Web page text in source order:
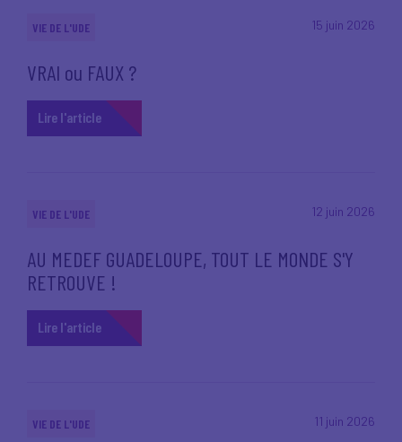
15 juin 2026
VIE DE L'UDE
VRAI ou FAUX ?
Lire l'article
12 juin 2026
VIE DE L'UDE
AU MEDEF GUADELOUPE, TOUT LE MONDE S'Y
RETROUVE !
Lire l'article
11 juin 2026
VIE DE L'UDE